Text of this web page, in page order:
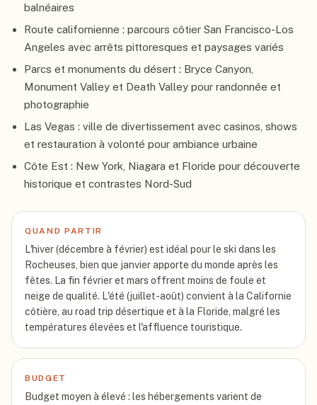
balnéaires
Route californienne : parcours côtier San Francisco-Los
Angeles avec arrêts pittoresques et paysages variés
Parcs et monuments du désert : Bryce Canyon,
Monument Valley et Death Valley pour randonnée et
photographie
Las Vegas : ville de divertissement avec casinos, shows
et restauration à volonté pour ambiance urbaine
Côte Est : New York, Niagara et Floride pour découverte
historique et contrastes Nord-Sud
QUAND PARTIR
L'hiver (décembre à février) est idéal pour le ski dans les
Rocheuses, bien que janvier apporte du monde après les
fêtes. La fin février et mars offrent moins de foule et
neige de qualité. L'été (juillet-août) convient à la Californie
côtière, au road trip désertique et à la Floride, malgré les
températures élevées et l'affluence touristique.
BUDGET
Budget moyen à élevé : les hébergements varient de